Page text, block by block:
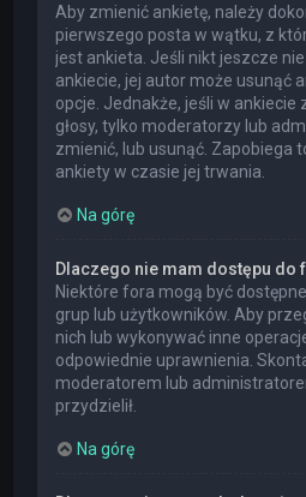
Aby zmienić ankietę, należy
pierwszego posta w wątku, z
jest ankieta. Jeśli nikt jeszcze nie
ankiecie, jej autor może usunąć
opcje. Jednakże, jeśli w ankiecie
głosy, tylko moderatorzy lub
zmienić, lub usunąć. Zapobiega
ankiety w czasie jej trwania.
Na górę
Dlaczego nie mam dostępu do
Niektóre fora mogą być
grup lub użytkowników. Aby
nich lub wykonywać inne
odpowiednie uprawnienia.
moderatorem lub
przydzielił.
Na górę